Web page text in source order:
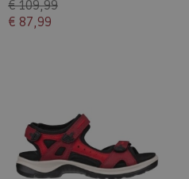
€ 109,99
€ 87,99